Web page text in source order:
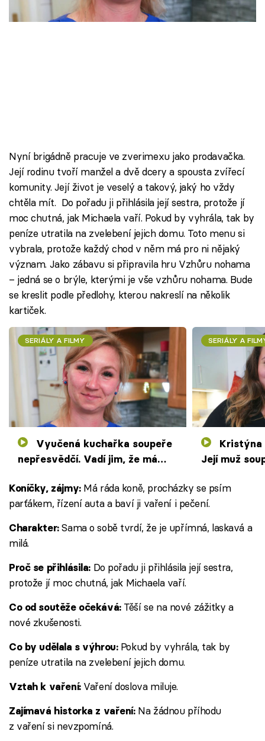
Škola vaření
Přihlášení
Sledujte nás
Nyní brigádně pracuje ve zverimexu jako prodavačka.
Její rodinu tvoří manžel a dvě dcery a spousta zvířecí
komunity. Její život je veselý a takový, jaký ho vždy
chtěla mít. Do pořadu ji přihlásila její sestra, protože jí
moc chutná, jak Michaela vaří. Pokud by vyhrála, tak by
peníze utratila na zvelebení jejich domu. Toto menu si
vybrala, protože každý chod v něm má pro ni nějaký
význam. Jako zábavu si připravila hru Vzhůru nohama
– jedná se o brýle, kterými je vše vzhůru nohama. Bude
se kreslit podle předlohy, kterou nakreslí na několik
kartiček.
SERIÁLY A FILMY
nepřesvědčí. Vadí jim, že má
SERIÁLY A
Její muž
Koníčky, zájmy: Má ráda koně, procházky se psím
parťákem, řízení auta a baví ji vaření i pečení.
Charakter:Sama o sobě tvrdí, že je upřímná, laskavá a
milá.
Proč se přihlásila: Do pořadu ji přihlásila její sestra,
protože jí moc chutná, jak Michaela vaří.
Co od soutěže očekává:Těší se na nové zážitky a
nové zkušenosti.
Co by udělala s výhrou: Pokud by vyhrála, tak by
peníze utratila na zvelebení jejich domu.
Vztah k vaření: Vaření doslova miluje.
Zajímavá historka z vaření: Na žádnou příhodu
z vaření si nevzpomíná.